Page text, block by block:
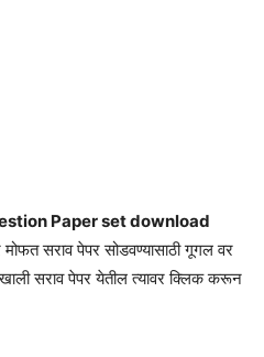
Paper set download
मोफत सराव पेपर सोडवण्यासाठी गूगल वर
सराव पेपर येतील त्यावर क्लिक करून